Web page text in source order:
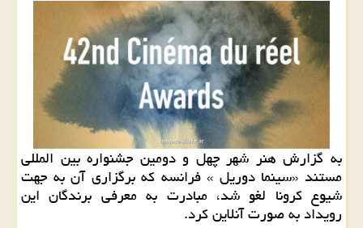
به گزارش هنر شهر چهل و دومین جشنواره بین المللی
مستند «سینما دوریل » فرانسه كه برگزاری آن به جهت
شیوع كرونا لغو شد، مبادرت به معرفی برندگان این
رویداد به صورت آنلاین كرد.